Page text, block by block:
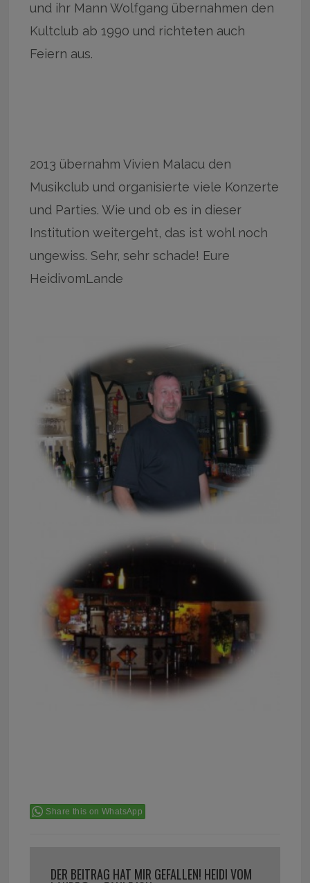
und ihr Mann Wolfgang übernahmen den
Kultclub ab 1990 und richteten auch
Feiern aus.
2013 übernahm Vivien Malacu den
Musikclub und organisierte viele Konzerte
und Parties. Wie und ob es in dieser
Institution weitergeht, das ist wohl noch
ungewiss. Sehr, sehr schade! Eure
HeidivomLande
Share this on WhatsApp
DER BEITRAG HAT MIR GEFALLEN! HEIDI VOM